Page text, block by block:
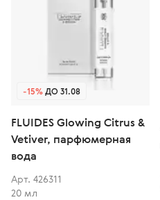
-15%ДО 31.08
FLUIDES Glowing Citrus &
Vetiver, парфюмерная
вода
Арт. 426311
20 мл